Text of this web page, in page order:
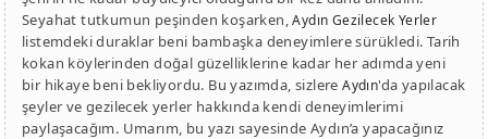
Seyahat tutkumun peşinden koşarken,Aydın Gezilecek Yerler
listemdeki duraklar beni bambaşka deneyimlere sürükledi. Tarih
kokan köylerinden doğal güzelliklerine kadar her adımda yeni
bir hikaye beni bekliyordu. Bu yazımda, sizlereAydın'da yapılacak
şeyler ve gezilecek yerler hakkında kendi deneyimlerimi
paylaşacağım. Umarım, bu yazı sayesinde Aydın’a yapacağınız